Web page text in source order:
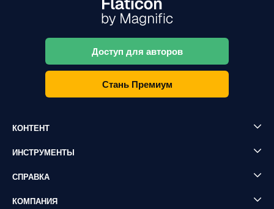
Доступ для авторов
Стань Премиум
КОНТЕНТ
ИНСТРУМЕНТЫ
СПРАВКА
КОМПАНИЯ